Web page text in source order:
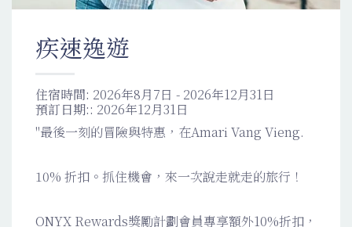
疾速逸遊
住宿時間: 2026年8月7日 - 2026年12月31日
預訂日期:: 2026年12月31日
"最後一刻的冒險與特惠，在Amari Vang Vieng.
10% 折扣。抓住機會，來一次說走就走的旅行！
ONYX Rewards獎勵計劃會員專享額外10%折扣，